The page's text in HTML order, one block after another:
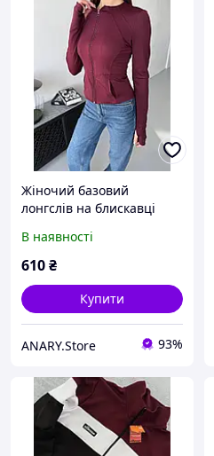
Жіночий базовий
лонгслів на блискавці
Бордовий, 44
В наявності
610₴
Купити
ANARY.Store 93%